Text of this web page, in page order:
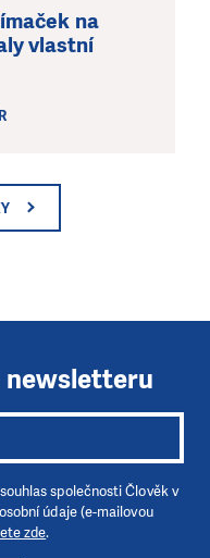
na
vlastní
newsletteru
společnosti Člověk v
údaje (e-mailovou
zde.